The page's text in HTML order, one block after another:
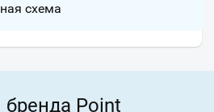
схема
Point